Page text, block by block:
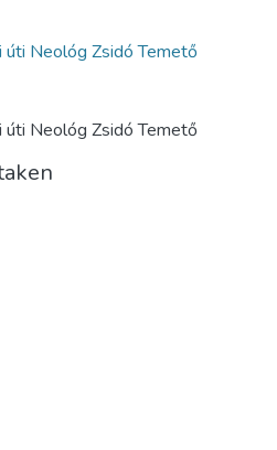
úti Neológ Zsidó Temető
úti Neológ Zsidó Temető